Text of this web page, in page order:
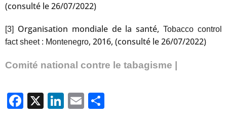
(consulté le 26/07/2022)
[3] Organisation mondiale de la santé,Tobacco control
fact sheet : Montenegro, 2016, (consulté le 26/07/2022)
Comité national contre le tabagisme |
Facebook
X LinkedIn
Email